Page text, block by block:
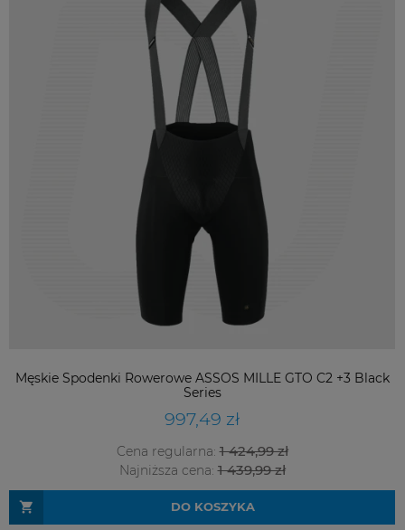
Męskie Spodenki Rowerowe ASSOS MILLE GTO C2 +3 Black
Series
997,49 zł
Cena regularna:1 424,99 zł
Najniższa cena:1 439,99 zł
DO KOSZYKA